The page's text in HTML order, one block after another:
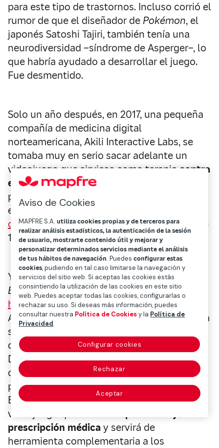
para este tipo de trastornos. Incluso corrió el
rumor de que el diseñador de Pokémon, el
japonés Satoshi Tajiri, también tenía una
neurodiversidad –síndrome de Asperger–, lo
que habría ayudado a desarrollar el juego.
Fue desmentido.
Solo un año después, en 2017, una pequeña
compañía de medicina digital
norteamericana, Akili Interactive Labs, se
tomaba muy en serio sacar adelante un
videojuego que sirviese como terapia contra
el déficit de atención
prevalencia en la población infantil de entre
el 5 % y el 7 %, según datos de un
observacionalen el que participaron más de
150 millones de personas de 14 países.
Y recientemente, en julio de 2022,
EndeavorRX, diseñado por Akili Interactive,
ha sido aprobado por la FDAde EE. UU. –la
Administración de Drogas y Alimentos– para
su uso en el tratamiento del trastorno por
déficit de atención e hiperactividad (TDAH).
De hecho, este videojuego ha sido también
certificado por el Conformité Européenne
para su comercialización en la Unión
Europea.EndeavorRXes el primer
videojuego que
prescripción médicay servirá de
herramienta complementaria a los
Aviso de Cookies
MAPFRE S.A.utiliza cookies propias y de terceros para
realizar análisis estadísticos, la autenticación de la sesión
de usuario, mostrarte contenido útil y mejorar y
personalizar determinados servicios mediante el análisis
de tus hábitos de navegación. Puedesconfigurar estas
cookies, pudiendo en tal caso limitarse la navegación y
servicios del sitio web. Si aceptas las cookies estás
consintiendo la utilización de las cookies en este sitio
web. Puedes aceptar todas las cookies, configurarlas o
rechazar su uso. Si deseas más información, puedes
consultar nuestra Política de Cookiesy la Política de
Privacidad.
Configurar cookies
Rechazar
Aceptar